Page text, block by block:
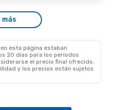
más
esta página estaban
20 días para los periodos
el precio final ofrecido.
y los precios están sujetos